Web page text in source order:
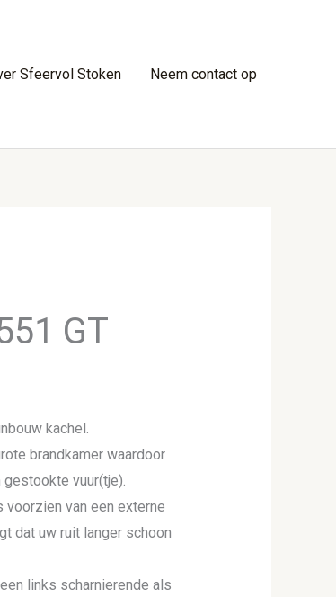
Sfeervol Stoken Neem contact op
GT
kachel.
brandkamer waardoor
vuur(tje).
van een externe
dat uw ruit langer schoon
links scharnierende als